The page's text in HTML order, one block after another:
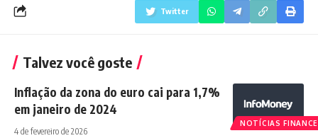
Twitter
Talvez você goste
NOTÍCIAS
Inflação da zona do euro cai para 1,7%
em janeiro de 2024
4 de fevereiro de 2026